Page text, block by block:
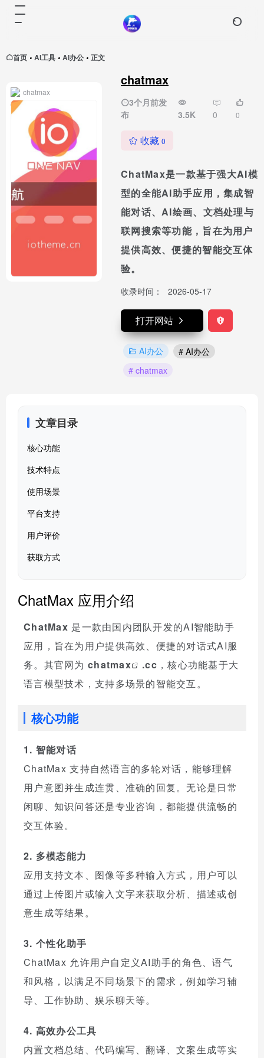
首页 • AI工具 • AI办公 • 正文
chatmax
3个月前发
布
3.5K 0 0
收藏0
ChatMax是一款基于强大AI模
型的全能AI助手应用，集成智
能对话、AI绘画、文档处理与
联网搜索等功能，旨在为用户
提供高效、便捷的智能交互体
验。
收录时间： 2026-05-17
打开网站
AI办公
# AI办公
# chatmax
chatmax
文章目录
核心功能
技术特点
使用场景
平台支持
用户评价
获取方式
ChatMax 应用介绍
ChatMax 是一款由国内团队开发的AI智能助手
应用，旨在为用户提供高效、便捷的对话式AI服
务。其官网为 chatmax .cc ，核心功能基于大
语言模型技术，支持多场景的智能交互。
核心功能
1. 智能对话
ChatMax 支持自然语言的多轮对话，能够理解
用户意图并生成连贯、准确的回复。无论是日常
闲聊、知识问答还是专业咨询，都能提供流畅的
交互体验。
2. 多模态能力
应用支持文本、图像等多种输入方式，用户可以
通过上传图片或输入文字来获取分析、描述或创
意生成等结果。
3. 个性化助手
ChatMax 允许用户自定义AI助手的角色、语气
和风格，以满足不同场景下的需求，例如学习辅
导、工作协助、娱乐聊天等。
4. 高效办公工具
内置文档总结、代码编写、翻译、文案生成等实